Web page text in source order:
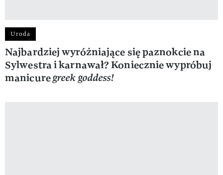
Uroda
Najbardziej wyróżniające się paznokcie na
Sylwestra i karnawał? Koniecznie wypróbuj
manicuregreek goddess!